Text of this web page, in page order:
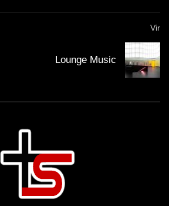
Vir
Lounge Music